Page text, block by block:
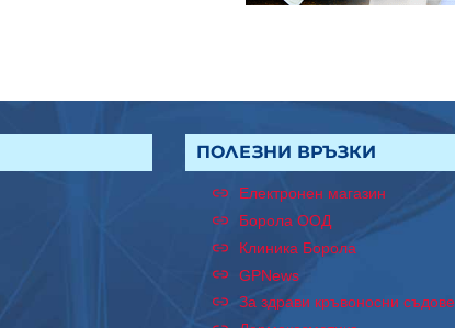
ПОЛЕЗНИ ВРЪЗКИ
Електронен магазин
Борола ООД
Клиника Борола
GPNews
За здрави кръвоносни съдове